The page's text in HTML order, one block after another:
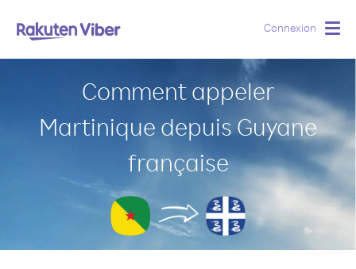
Connexion
Comment appeler
Martinique depuis Guyane
française